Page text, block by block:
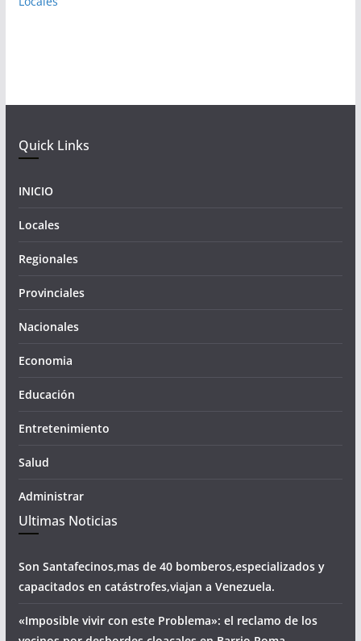
Quick Links
INICIO
Locales
Regionales
Provinciales
Nacionales
Economia
Educación
Entretenimiento
Salud
Administrar
Ultimas Noticias
Son Santafecinos,mas de 40 bomberos,especializados y
capacitados en catástrofes,viajan a Venezuela.
«Imposible vivir con este Problema»: el reclamo de los